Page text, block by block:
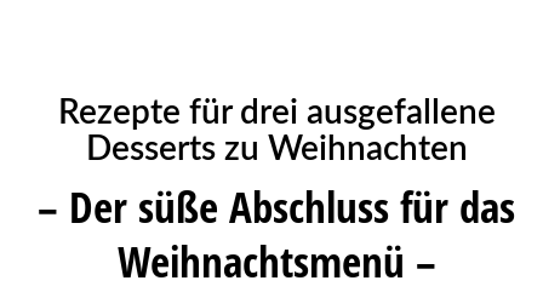
Rezepte für drei ausgefallene
Desserts zu Weihnachten
– Der süße Abschluss für das
Weihnachtsmenü –